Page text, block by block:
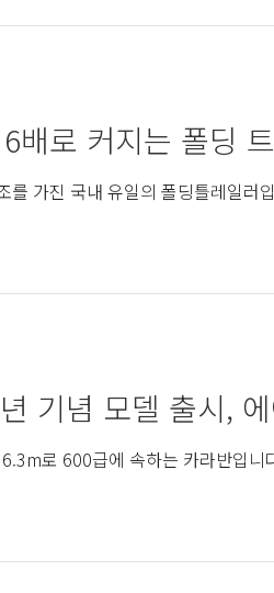
배로 커지는 폴딩
를 가진 국내 유일의 폴딩틀레일러
기념 모델 출시,
로 600급에 속하는 카라반입니